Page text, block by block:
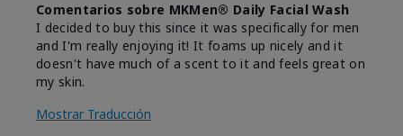
Comentarios sobre MKMen® Daily Facial Wash
I decided to buy this since it was specifically for men
and I'm really enjoying it! It foams up nicely and it
doesn't have much of a scent to it and feels great on
my skin.
Mostrar Traducción